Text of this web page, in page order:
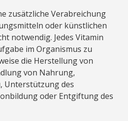
zusätzliche Verabreichung
oder künstlichen
notwendig. Jedes Vitamin
im Organismus zu
die Herstellung von
von Nahrung,
Unterstützung des
oder Entgiftung des